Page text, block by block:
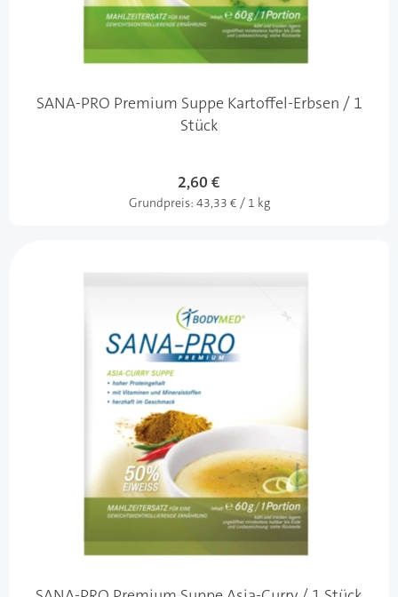
SANA-PRO Premium Suppe Kartoffel-Erbsen / 1
Stück
2,60 €
Grundpreis: 43,33 € / 1 kg